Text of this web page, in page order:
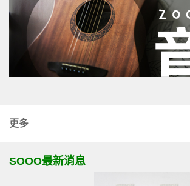
更多
SOOO最新消息